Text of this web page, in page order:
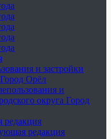
и застройки
Орёл
и
округа Город
редакция
редакция